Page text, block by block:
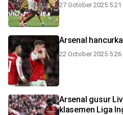
27 October 2025 5:21
Arsenal
22 October 2025 5:26
Arsenal gusur
klasemen Liga